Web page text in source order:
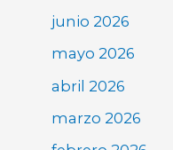
junio 2026
mayo 2026
abril 2026
marzo 2026